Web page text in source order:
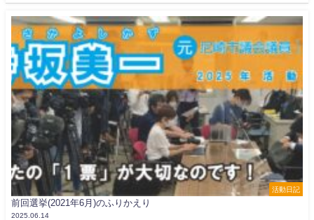
活動日記
前回選挙(2021年6月)のふりかえり
2025.06.14